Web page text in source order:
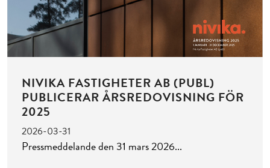
NIVIKA FASTIGHETER AB (PUBL)
PUBLICERAR ÅRSREDOVISNING FÖR
2025
2026-03-31
Pressmeddelande den 31 mars 2026